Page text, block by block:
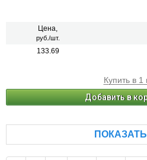
Цена,
руб./шт.
133.69
Купить в 1
Добавить в